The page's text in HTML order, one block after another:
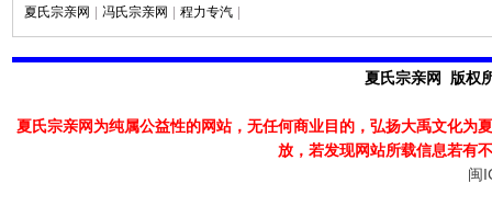
夏氏宗亲网 冯氏宗亲网 程力专汽
夏氏宗亲网 版权
夏氏宗亲网为纯属公益性的网站，无任何商业目的，弘扬大禹文化为
放，若发现网站所载信息若有
闽